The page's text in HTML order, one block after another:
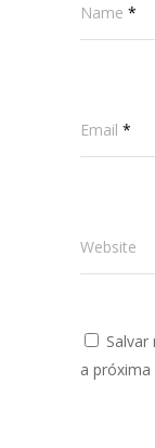
Name *
Email *
Website
a